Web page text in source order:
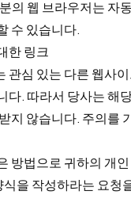
의 웹 브라우저는 자
수 있습니다.
한 링크
관심 있는 다른 웹사
다. 따라서 당사는 해
지 않습니다. 주의를
방법으로 귀하의 개
을 작성하라는 요청